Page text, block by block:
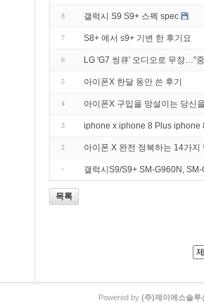
8 갤럭시 S9 S9+ 스펙 spec
7 S8+ 에서 s9+ 기변 한 후기요
6 LG 'G7 씽큐' 오디오로 무장…"
5 아이폰X 한달 동안 쓴 후기
4 아이폰X 구입을 망설이는 당신
3 iphone x iphone 8 Plus iphone
2 아이폰 X 완전 정복하는 14가
갤럭시S9/S9+ SM-G960N,
목록
Powered by (주)제이에스솔루